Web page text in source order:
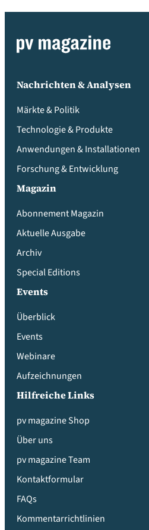
Nachrichten & Analysen
Märkte & Politik
Technologie & Produkte
Anwendungen & Installationen
Forschung & Entwicklung
Magazin
Abonnement Magazin
Aktuelle Ausgabe
Archiv
Special Editions
Events
Überblick
Events
Webinare
Aufzeichnungen
Hilfreiche Links
pv magazine Shop
Über uns
pv magazine Team
Kontaktformular
FAQs
Kommentarrichtlinien